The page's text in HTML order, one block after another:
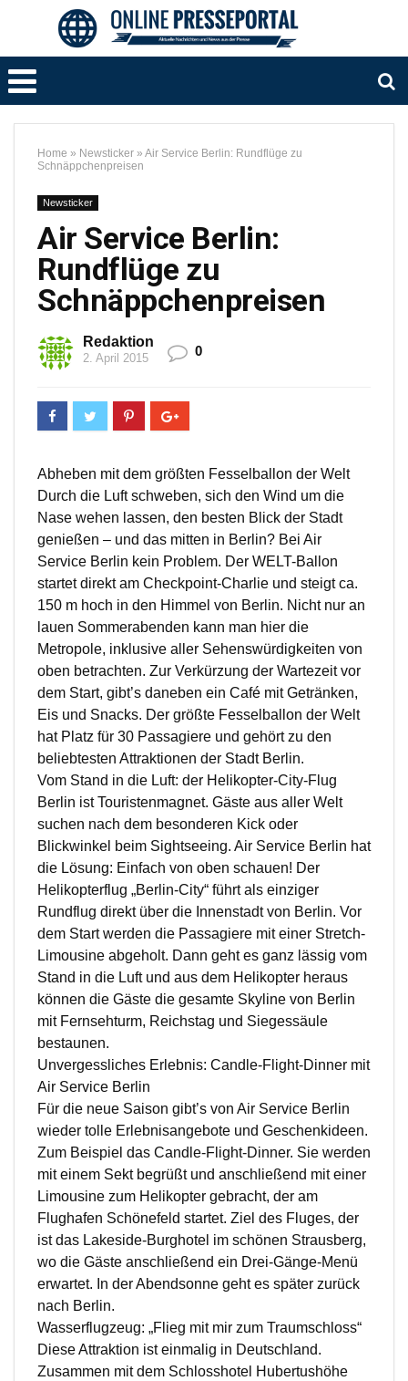
Home » Newsticker » Air Service Berlin: Rundflüge zu
Schnäppchenpreisen
Newsticker
Air Service Berlin:
Rundflüge zu
Schnäppchenpreisen
Redaktion
2. April 2015 0
Abheben mit dem größten Fesselballon der Welt
Durch die Luft schweben, sich den Wind um die
Nase wehen lassen, den besten Blick der Stadt
genießen – und das mitten in Berlin? Bei Air
Service Berlin kein Problem. Der WELT-Ballon
startet direkt am Checkpoint-Charlie und steigt ca.
150 m hoch in den Himmel von Berlin. Nicht nur an
lauen Sommerabenden kann man hier die
Metropole, inklusive aller Sehenswürdigkeiten von
oben betrachten. Zur Verkürzung der Wartezeit vor
dem Start, gibt’s daneben ein Café mit Getränken,
Eis und Snacks. Der größte Fesselballon der Welt
hat Platz für 30 Passagiere und gehört zu den
beliebtesten Attraktionen der Stadt Berlin.
Vom Stand in die Luft: der Helikopter-City-Flug
Berlin ist Touristenmagnet. Gäste aus aller Welt
suchen nach dem besonderen Kick oder
Blickwinkel beim Sightseeing. Air Service Berlin hat
die Lösung: Einfach von oben schauen! Der
Helikopterflug „Berlin-City“ führt als einziger
Rundflug direkt über die Innenstadt von Berlin. Vor
dem Start werden die Passagiere mit einer Stretch-
Limousine abgeholt. Dann geht es ganz lässig vom
Stand in die Luft und aus dem Helikopter heraus
können die Gäste die gesamte Skyline von Berlin
mit Fernsehturm, Reichstag und Siegessäule
bestaunen.
Unvergessliches Erlebnis: Candle-Flight-Dinner mit
Air Service Berlin
Für die neue Saison gibt’s von Air Service Berlin
wieder tolle Erlebnisangebote und Geschenkideen.
Zum Beispiel das Candle-Flight-Dinner. Sie werden
mit einem Sekt begrüßt und anschließend mit einer
Limousine zum Helikopter gebracht, der am
Flughafen Schönefeld startet. Ziel des Fluges, der
ist das Lakeside-Burghotel im schönen Strausberg,
wo die Gäste anschließend ein Drei-Gänge-Menü
erwartet. In der Abendsonne geht es später zurück
nach Berlin.
Wasserflugzeug: „Flieg mit mir zum Traumschloss“
Diese Attraktion ist einmalig in Deutschland.
Zusammen mit dem Schlosshotel Hubertushöhe